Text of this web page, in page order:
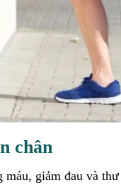
chân
giảm đau và